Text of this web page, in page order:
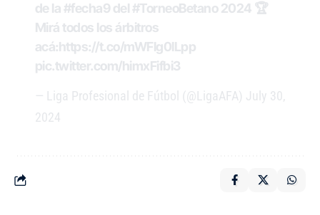
de la #fecha9 del #TorneoBetano2024 🏆
Mirá todos los árbitros
acá:https://t.co/mWFlg0lLpp
pic.twitter.com/himxFifbi3
— Liga Profesional de Fútbol (@LigaAFA) July 30,
2024